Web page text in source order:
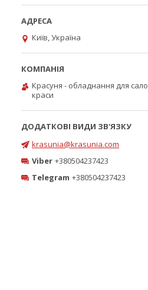
Київ, Україна
Красуня - обладнання для
краси
krasunia@krasunia.com
Viber +380504237423
Telegram +380504237423